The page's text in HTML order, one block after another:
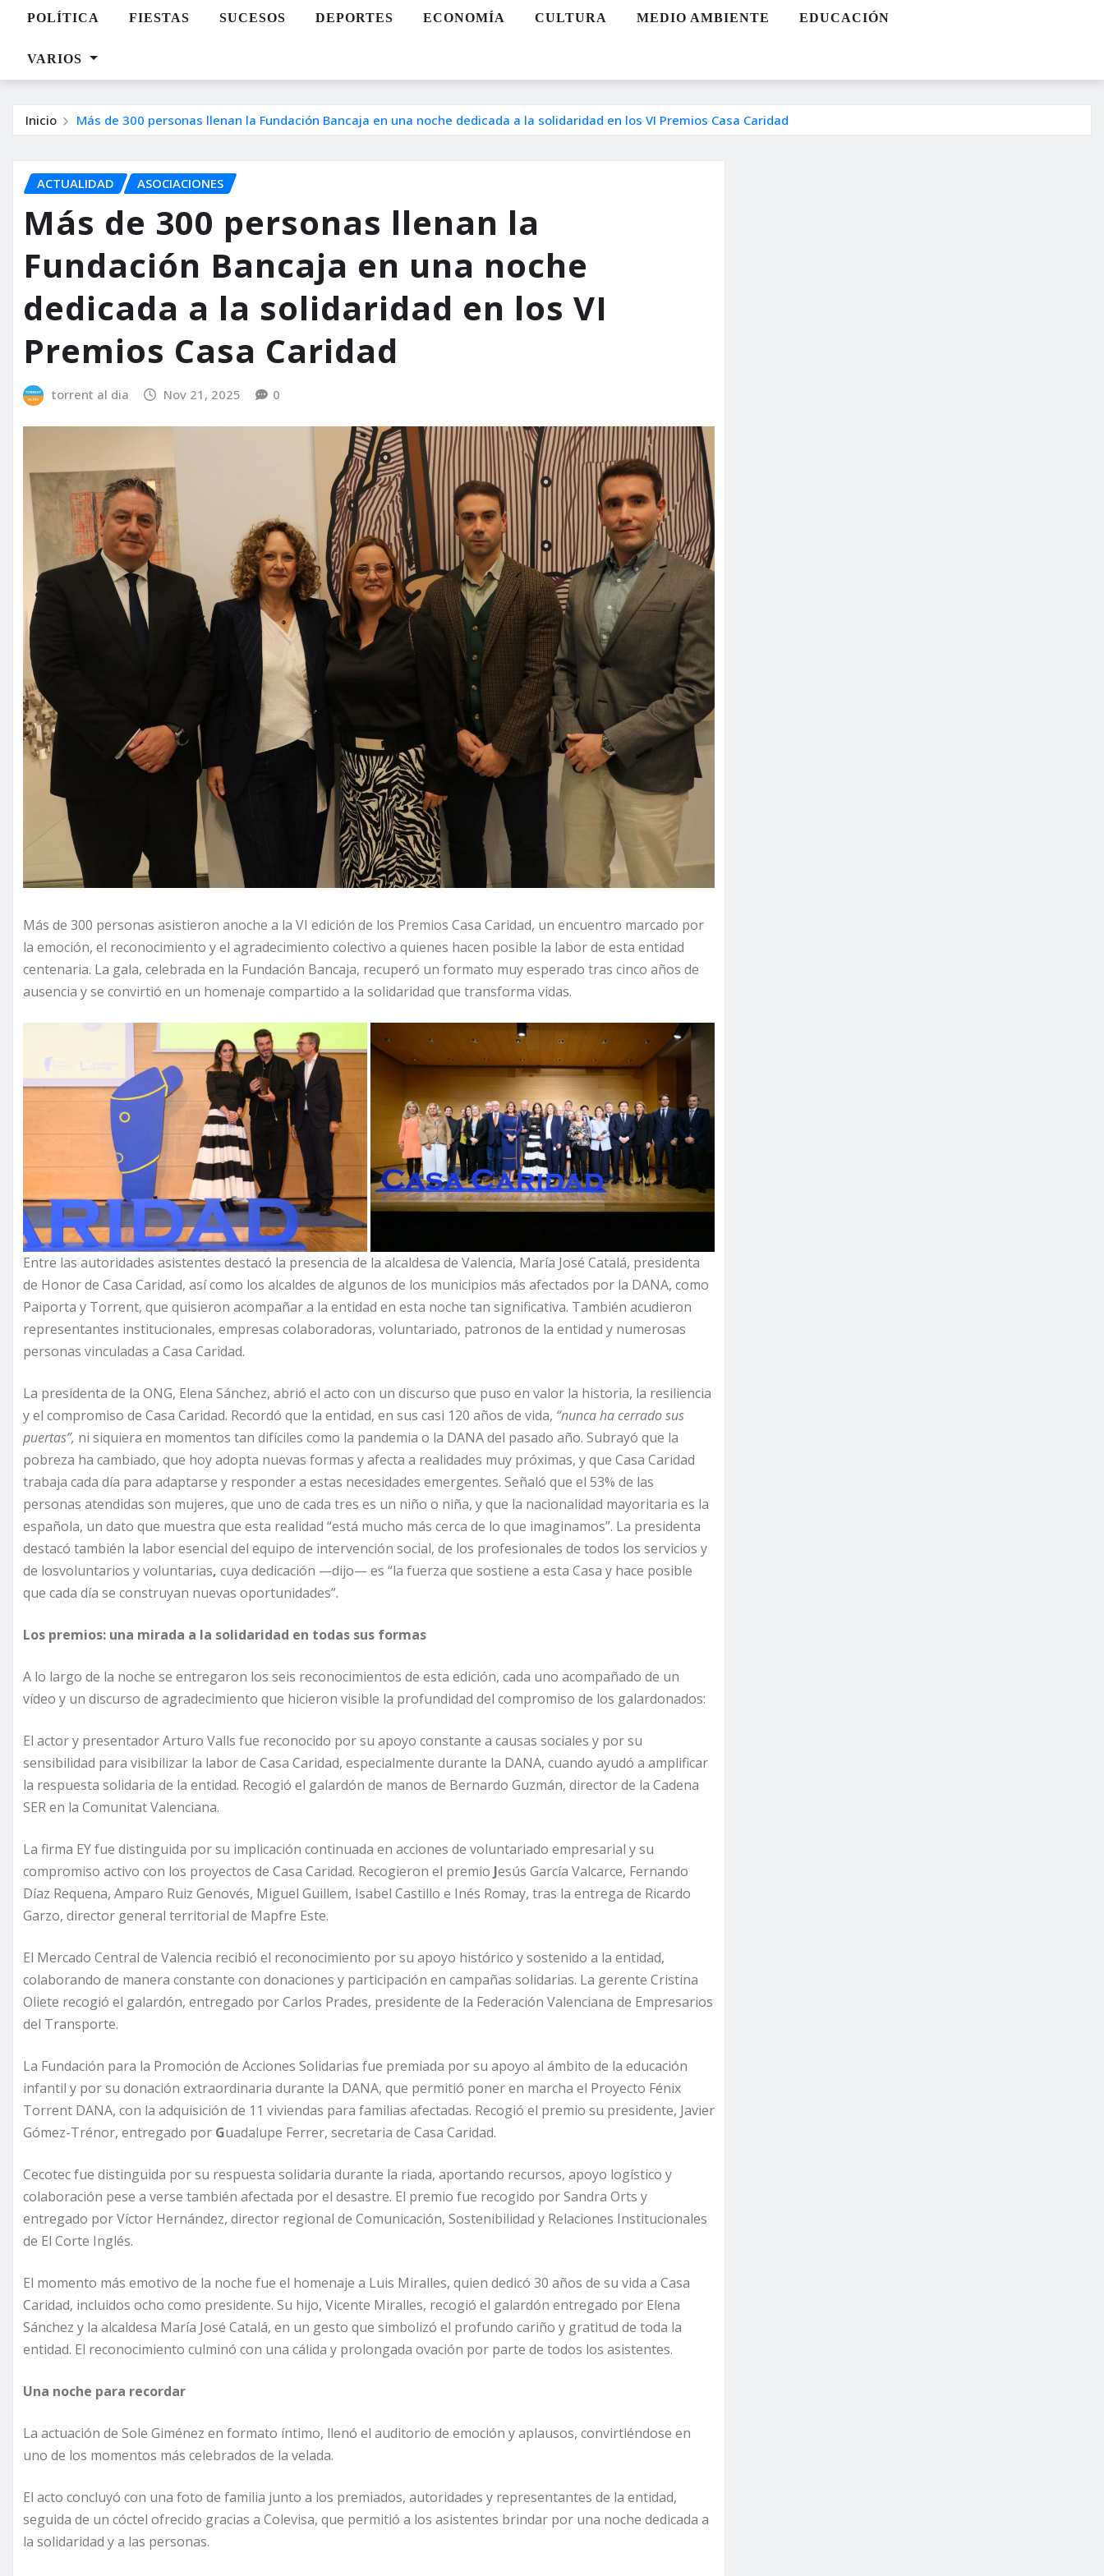
POLÍTICA FIESTAS SUCESOS DEPORTES ECONOMÍA CULTURA MEDIO AMBIENTE EDUCACIÓN
VARIOS
Inicio Más de 300 personas llenan la Fundación Bancaja en una noche dedicada a la solidaridad en los VI Premios Casa Caridad
ACTUALIDAD ASOCIACIONES
Más de 300 personas llenan la
Fundación Bancaja en una noche
dedicada a la solidaridad en los VI
Premios Casa Caridad
torrent al dia Nov 21, 2025 0
Más de 300 personas asistieron anoche a la VI edición de los Premios Casa Caridad, un encuentro marcado por
la emoción, el reconocimiento y el agradecimiento colectivo a quienes hacen posible la labor de esta entidad
centenaria. La gala, celebrada en la Fundación Bancaja, recuperó un formato muy esperado tras cinco años de
ausencia y se convirtió en un homenaje compartido a la solidaridad que transforma vidas.
Entre las autoridades asistentes destacó la presencia de la alcaldesa de Valencia, María José Catalá, presidenta
de Honor de Casa Caridad, así como los alcaldes de algunos de los municipios más afectados por la DANA, como
Paiporta y Torrent, que quisieron acompañar a la entidad en esta noche tan significativa. También acudieron
representantes institucionales, empresas colaboradoras, voluntariado, patronos de la entidad y numerosas
personas vinculadas a Casa Caridad.
La presidenta de la ONG, Elena Sánchez, abrió el acto con un discurso que puso en valor la historia, la resiliencia
y el compromiso de Casa Caridad. Recordó que la entidad, en sus casi 120 años de vida, “nunca ha cerrado sus
puertas”, ni siquiera en momentos tan difíciles como la pandemia o la DANA del pasado año. Subrayó que la
pobreza ha cambiado, que hoy adopta nuevas formas y afecta a realidades muy próximas, y que Casa Caridad
trabaja cada día para adaptarse y responder a estas necesidades emergentes. Señaló que el 53% de las
personas atendidas son mujeres, que uno de cada tres es un niño o niña, y que la nacionalidad mayoritaria es la
española, un dato que muestra que esta realidad “está mucho más cerca de lo que imaginamos”. La presidenta
destacó también la labor esencial del equipo de intervención social, de los profesionales de todos los servicios y
de losvoluntarios y voluntarias, cuya dedicación —dijo— es “la fuerza que sostiene a esta Casa y hace posible
que cada día se construyan nuevas oportunidades”.
Los premios: una mirada a la solidaridad en todas sus formas
A lo largo de la noche se entregaron los seis reconocimientos de esta edición, cada uno acompañado de un
vídeo y un discurso de agradecimiento que hicieron visible la profundidad del compromiso de los galardonados:
El actor y presentador Arturo Valls fue reconocido por su apoyo constante a causas sociales y por su
sensibilidad para visibilizar la labor de Casa Caridad, especialmente durante la DANA, cuando ayudó a amplificar
la respuesta solidaria de la entidad. Recogió el galardón de manos de Bernardo Guzmán, director de la Cadena
SER en la Comunitat Valenciana.
La firma EY fue distinguida por su implicación continuada en acciones de voluntariado empresarial y su
compromiso activo con los proyectos de Casa Caridad. Recogieron el premio Jesús García Valcarce, Fernando
Díaz Requena, Amparo Ruiz Genovés, Miguel Guillem, Isabel Castillo e Inés Romay, tras la entrega de Ricardo
Garzo, director general territorial de Mapfre Este.
El Mercado Central de Valencia recibió el reconocimiento por su apoyo histórico y sostenido a la entidad,
colaborando de manera constante con donaciones y participación en campañas solidarias. La gerente Cristina
Oliete recogió el galardón, entregado por Carlos Prades, presidente de la Federación Valenciana de Empresarios
del Transporte.
La Fundación para la Promoción de Acciones Solidarias fue premiada por su apoyo al ámbito de la educación
infantil y por su donación extraordinaria durante la DANA, que permitió poner en marcha el Proyecto Fénix
Torrent DANA, con la adquisición de 11 viviendas para familias afectadas. Recogió el premio su presidente, Javier
Gómez-Trénor, entregado por Guadalupe Ferrer, secretaria de Casa Caridad.
Cecotec fue distinguida por su respuesta solidaria durante la riada, aportando recursos, apoyo logístico y
colaboración pese a verse también afectada por el desastre. El premio fue recogido por Sandra Orts y
entregado por Víctor Hernández, director regional de Comunicación, Sostenibilidad y Relaciones Institucionales
de El Corte Inglés.
El momento más emotivo de la noche fue el homenaje a Luis Miralles, quien dedicó 30 años de su vida a Casa
Caridad, incluidos ocho como presidente. Su hijo, Vicente Miralles, recogió el galardón entregado por Elena
Sánchez y la alcaldesa María José Catalá, en un gesto que simbolizó el profundo cariño y gratitud de toda la
entidad. El reconocimiento culminó con una cálida y prolongada ovación por parte de todos los asistentes.
Una noche para recordar
La actuación de Sole Giménez en formato íntimo, llenó el auditorio de emoción y aplausos, convirtiéndose en
uno de los momentos más celebrados de la velada.
El acto concluyó con una foto de familia junto a los premiados, autoridades y representantes de la entidad,
seguida de un cóctel ofrecido gracias a Colevisa, que permitió a los asistentes brindar por una noche dedicada a
la solidaridad y a las personas.